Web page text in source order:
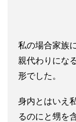
私の場合家族
親代わりにな
形でした。
身内とはいえ
るのにと甥を